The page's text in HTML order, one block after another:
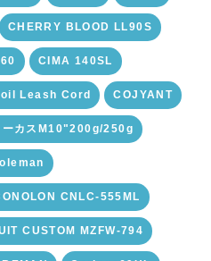
CHERRY BLOOD LL90S
CIMA 140SL
Leash Cord COJYANT
カスM10"200g/250g
CNLC-555ML
CUSTOM MZFW-794